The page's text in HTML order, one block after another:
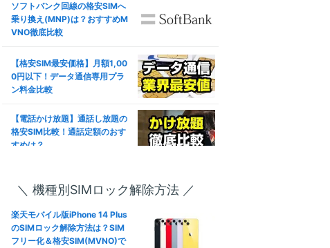
―
792円
(3GB〜/税込)
ソフトバンク回線の格安SIMへ
乗り換え(MNP)は？おすすめM
VNO徹底比較
【格安SIM最安価格】月額1,00
0円以下！データ通信専用プラ
ン料金比較
【電話かけ放題】通話し放題の
格安SIM比較！通話定額のおす
すめは？
安SIM徹底比較！失敗しない選
【口座振替/デビットカード】
クレジットカード不要の格安SI
＼ 機種別SIMロック解除方法 ／
楽天モバイル版iPhone 14 Plus
のSIMロック解除方法は？SIM
フリー化＆格安SIM(MVNO)で